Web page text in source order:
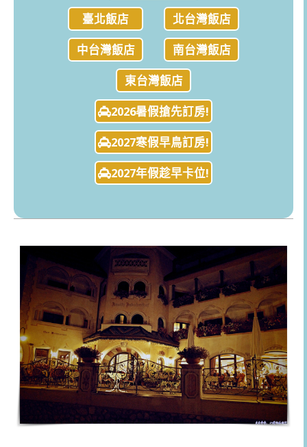
臺北飯店
北台灣飯店
中台灣飯店
南台灣飯店
東台灣飯店
2026暑假搶先訂房!
2027寒假早鳥訂房!
2027年假趁早卡位!